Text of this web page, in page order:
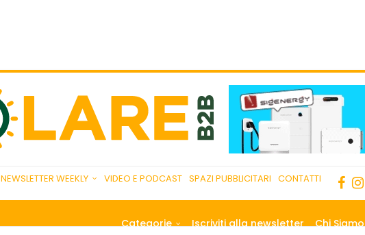
NEWSLETTER WEEKLY VIDEO E PODCAST SPAZI PUBBLICITARI CONTATTI
Categorie Iscriviti alla newsletter Chi Siamo